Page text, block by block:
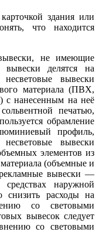
здания или
что находится
не имеющие
вывески делятся на
вывески
материала (ПВХ,
с нанесенным на неё
печатью,
обрамление
профиль,
вывески
элементов из
(объемные и
вывески —
наружной
снизить расходы на
со световыми
вывесок следует
со световыми